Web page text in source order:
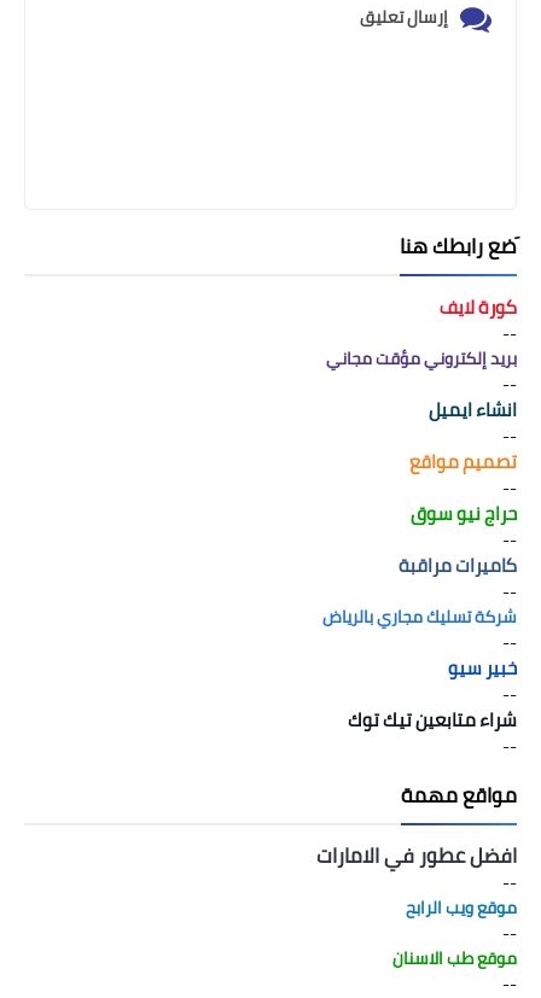
إرسال تعليق
َضع رابطك هنا
كورة لايف
--
بريد إلكتروني مؤقت مجاني
--
انشاء ايميل
--
تصميم مواقع
--
حراج نيو سوق
--
كاميرات مراقبة
--
شركة تسليك مجاري بالرياض
--
خبير سيو
--
شراء متابعين تيك توك
--
مواقع مهمة
افضل عطور في الامارات
--
موقع ويب الرابح
--
موقع طب الاسنان
--